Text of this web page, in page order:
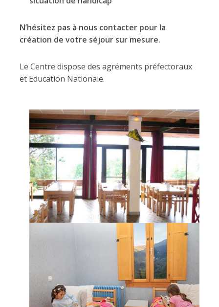
N’hésitez pas à nous contacter pour la
création de votre séjour sur mesure.
Le Centre dispose des agréments préfectoraux
et Education Nationale.